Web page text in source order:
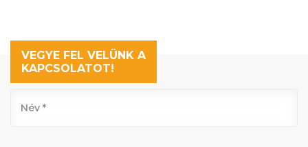
VEGYE FEL VELÜNK A
KAPCSOLATOT!